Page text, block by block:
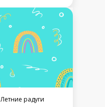
Летние радуги